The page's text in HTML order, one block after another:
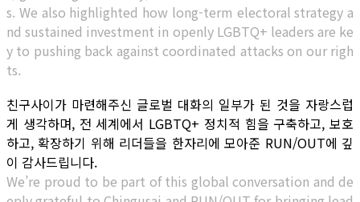
s. We also highlighted how long-term electoral strategy a
nd sustained investment in openly LGBTQ+ leaders are ke
y to pushing back against coordinated attacks on our righ
ts.
친구사이가 마련해주신 글로벌 대화의 일부가 된 것을 자랑스럽
게 생각하며, 전 세계에서 LGBTQ+ 정치적 힘을 구축하고, 보호
하고, 확장하기 위해 리더들을 한자리에 모아준 RUN/OUT에 깊
이 감사드립니다.
We’re proud to be part of this global conversation and de